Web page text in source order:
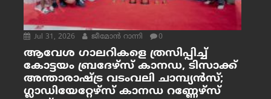
Jul 31, 2026 ജീമോന്‍ റാന്നി 0
ആവേശ ഗാലറികളെ ത്രസിപ്പിച്ച്
കോട്ടയം ബ്രദേഴ്‌സ് കാനഡ, ടിസാക്ക്
അന്താരാഷ്ട്ര വടംവലി ചാമ്പ്യന്‍സ്;
ഗ്ലാഡിയേറ്റേഴ്‌സ് കാനഡ റണ്ണേഴ്‌സ്